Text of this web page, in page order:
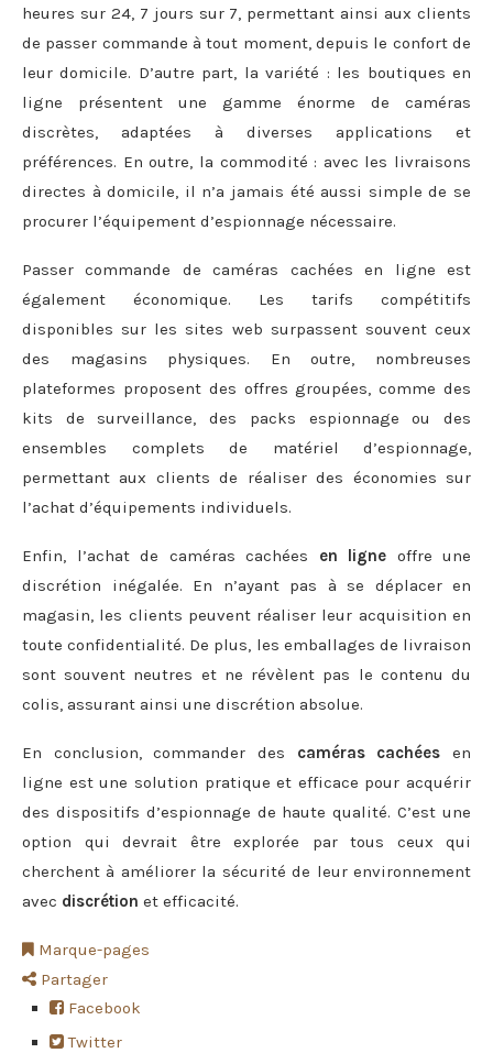
heures sur 24, 7 jours sur 7, permettant ainsi aux clients
de passer commande à tout moment, depuis le confort de
leur domicile. D’autre part, la variété : les boutiques en
ligne présentent une gamme énorme de caméras
discrètes, adaptées à diverses applications et
préférences. En outre, la commodité : avec les livraisons
directes à domicile, il n’a jamais été aussi simple de se
procurer l’équipement d’espionnage nécessaire.
Passer commande de caméras cachées en ligne est
également économique. Les tarifs compétitifs
disponibles sur les sites web surpassent souvent ceux
des magasins physiques. En outre, nombreuses
plateformes proposent des offres groupées, comme des
kits de surveillance, des packs espionnage ou des
ensembles complets de matériel d’espionnage,
permettant aux clients de réaliser des économies sur
l’achat d’équipements individuels.
Enfin, l’achat de caméras cachées en ligne offre une
discrétion inégalée. En n’ayant pas à se déplacer en
magasin, les clients peuvent réaliser leur acquisition en
toute confidentialité. De plus, les emballages de livraison
sont souvent neutres et ne révèlent pas le contenu du
colis, assurant ainsi une discrétion absolue.
En conclusion, commander des caméras cachées en
ligne est une solution pratique et efficace pour acquérir
des dispositifs d’espionnage de haute qualité. C’est une
option qui devrait être explorée par tous ceux qui
cherchent à améliorer la sécurité de leur environnement
avec discrétion et efficacité.
Marque-pages
Partager
Facebook
Twitter